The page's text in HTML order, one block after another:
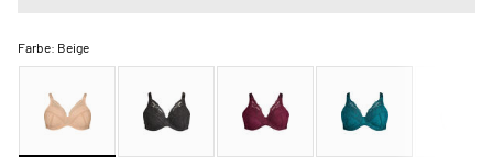
Farbe: Beige